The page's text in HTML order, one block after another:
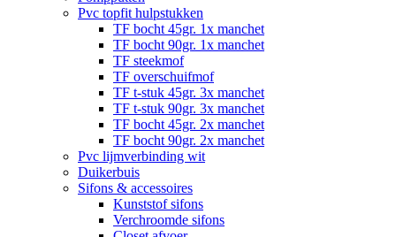
Pvc topfit hulpstukken
TF bocht 45gr. 1x manchet
TF bocht 90gr. 1x manchet
TF steekmof
TF overschuifmof
TF t-stuk 45gr. 3x manchet
TF t-stuk 90gr. 3x manchet
TF bocht 45gr. 2x manchet
TF bocht 90gr. 2x manchet
Pvc lijmverbinding wit
Duikerbuis
Sifons & accessoires
Kunststof sifons
Verchroomde sifons